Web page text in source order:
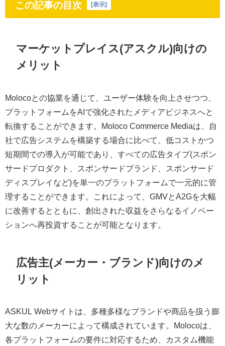
この記事の目次 表示
マーケットプレイス(アスクル)向けの
メリット
Molocoとの協業を通じて、ユーザー体験を向上させつつ、
プラットフォームをAIで強化されたメディアビジネスへと
転換することができます。Moloco Commerce Mediaは、自
社で広告システムを構築する場合に比べて、低コストかつ
短期間での導入が可能であり、すべての広告タイプ(スポン
サードプロダクト、スポンサードブランド、スポンサード
ディスプレイなど)を単一のプラットフォームで一元的に管
理することができます。これによって、GMVとA2Gを大幅
に改善するとともに、創出された収益をさらなるイノベー
ションへ再投資することが可能となります。
広告主(メーカー・ブランド)向けのメ
リット
ASKUL Webサイトは、多種多様なブランドや商品を扱う膨
大な数のメーカーによって構成されています。Molocoは、
各プラットフォームの要件に対応するため、カスタム機能